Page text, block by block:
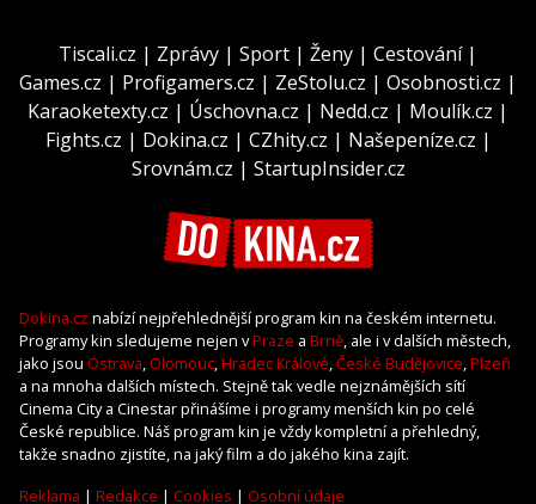
Tiscali.cz | Zprávy | Sport | Ženy | Cestování|
Games.cz | Profigamers.cz | ZeStolu.cz | Osobnosti.cz |
Karaoketexty.cz | Úschovna.cz | Nedd.cz | Moulík.cz |
Fights.cz | Dokina.cz | CZhity.cz | Našepeníze.cz |
Srovnám.cz | StartupInsider.cz
Dokina.cz nabízí nejpřehlednější program kin na českém internetu.
Programy kin sledujeme nejen vPraze a Brně, ale i v dalších městech,
jako jsou Ostrava, Olomouc,Hradec Králové,České Budějovice,Plzeň
a na mnoha dalších místech. Stejně tak vedle nejznámějších sítí
Cinema City a Cinestar přinášíme i programy menších kin po celé
České republice. Náš program kin je vždy kompletní a přehledný,
takže snadno zjistíte, na jaký film a do jakého kina zajít.
Reklama | Redakce | Cookies | Osobní údaje